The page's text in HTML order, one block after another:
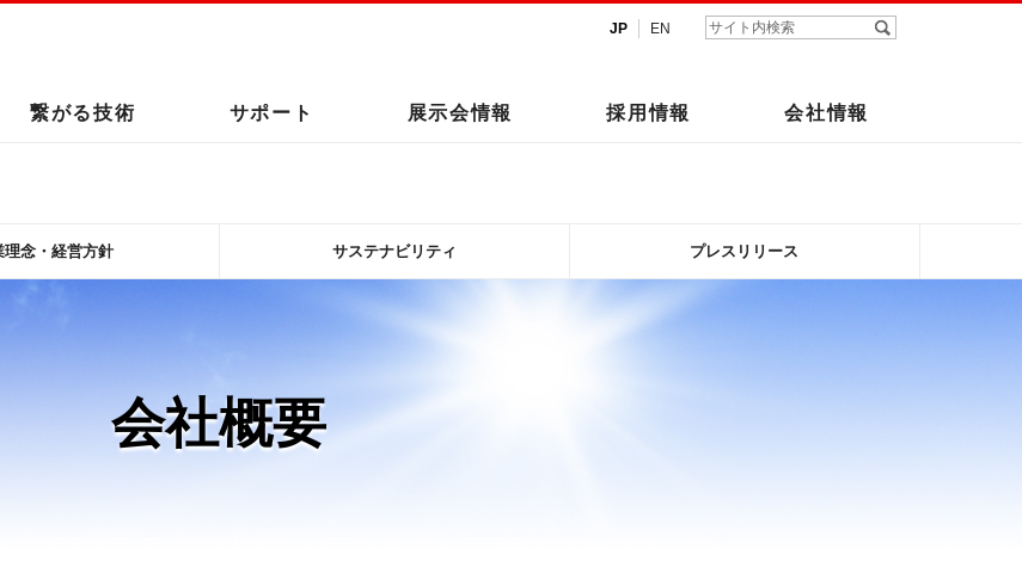
JP EN
繋がる技術 サポート 展示会情報 採用情報 会社情報
理念・経営方針 サステナビリティ プレスリリース
会社概要